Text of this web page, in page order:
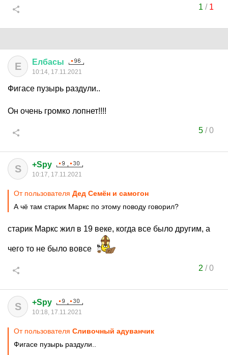
1 / 1
Е Елбасы
10:14, 17.11.2021
Фигасе пузырь раздули..
Он очень громко лопнет!!!!
5/0
S +Spy
10:17, 17.11.2021
От пользователя Дед Семён и самогон
А чё там старик Маркс по этому поводу говорил?
старик Маркс жил в 19 веке, когда все было другим, а
чего то не было вовсе
2 /0
S +Spy
10:18, 17.11.2021
От пользователя Сливочный адуванчик
Фигасе пузырь раздули..